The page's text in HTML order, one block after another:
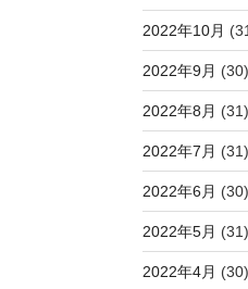
2022年10月
2022年9月 (30)
2022年8月 (31)
2022年7月 (31)
2022年6月 (30)
2022年5月 (31)
2022年4月 (30)